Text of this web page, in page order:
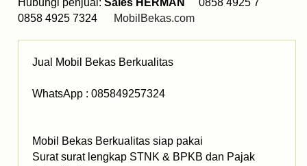
Hubungi penjual: Sales HERMAN
0858 4925 7
0858 4925 7324
MobilBekas.com
Jual Mobil Bekas Berkualitas
WhatsApp : 085849257324
Mobil Bekas Berkualitas siap pakai
Surat surat lengkap STNK & BPKB dan Pajak